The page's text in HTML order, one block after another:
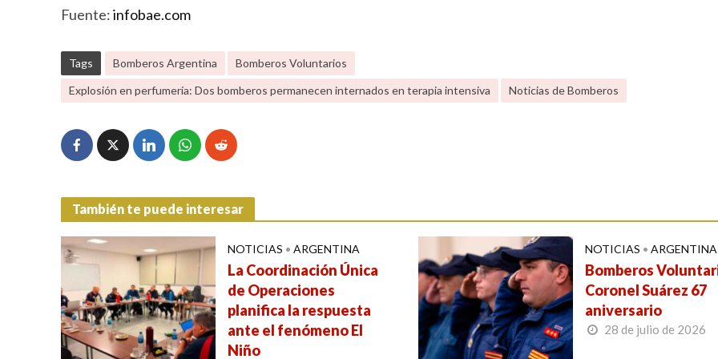
Fuente:infobae.com
Tags Bomberos Argentina
Bomberos Voluntarios
Explosión en perfumería: Dos bomberos permanecen internados en terapia intensiva
Noticias de Bomberos
También te puede interesar
NOTICIAS • ARGENTINA
La Coordinación Única
de Operaciones
planifica la respuesta
ante el fenómeno El
Niño
NOTICIAS • ARGENTINA
Bomberos
Coronel Suárez 67
aniversario
28 de julio de 2026